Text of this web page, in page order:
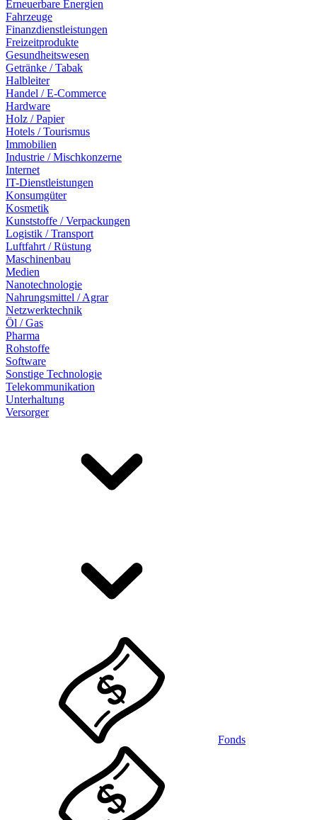
Erneuerbare Energien
Fahrzeuge
Finanzdienstleistungen
Freizeitprodukte
Gesundheitswesen
Getränke / Tabak
Halbleiter
Handel / E-Commerce
Hardware
Holz / Papier
Hotels / Tourismus
Immobilien
Industrie / Mischkonzerne
Internet
IT-Dienstleistungen
Konsumgüter
Kosmetik
Kunststoffe / Verpackungen
Logistik / Transport
Luftfahrt / Rüstung
Maschinenbau
Medien
Nanotechnologie
Nahrungsmittel / Agrar
Netzwerktechnik
Öl / Gas
Pharma
Rohstoffe
Software
Sonstige Technologie
Telekommunikation
Unterhaltung
Versorger
Fonds